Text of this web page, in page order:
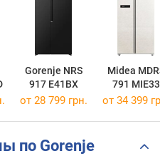
Gorenje NRS
917 E41BX
Midea
791 MIE33
от 28 799 грн. от 34 399
по Gorenje